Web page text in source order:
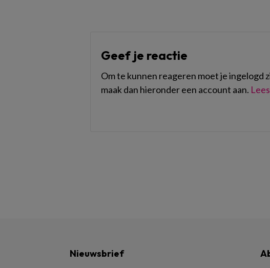
Geef je reactie
Om te kunnen reageren moet je ingelogd
maak dan hieronder een account aan.
Nieuwsbrief